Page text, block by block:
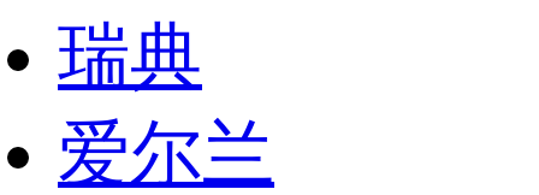
瑞典
爱尔兰